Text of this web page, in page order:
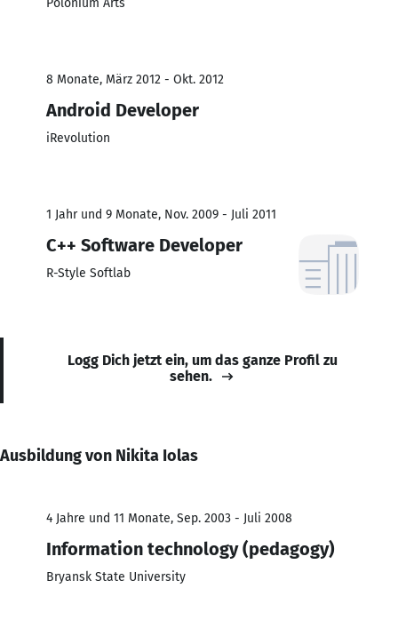
8 Monate, März 2012 - Okt. 2012
Android Developer
iRevolution
1 Jahr und 9 Monate, Nov. 2009 - Juli 2011
C++ Software Developer
R-Style Softlab
Logg Dich jetzt ein, um das ganze Profil zu
sehen.
Ausbildung von Nikita Iolas
4 Jahre und 11 Monate, Sep. 2003 - Juli 2008
Information technology (pedagogy)
Bryansk State University